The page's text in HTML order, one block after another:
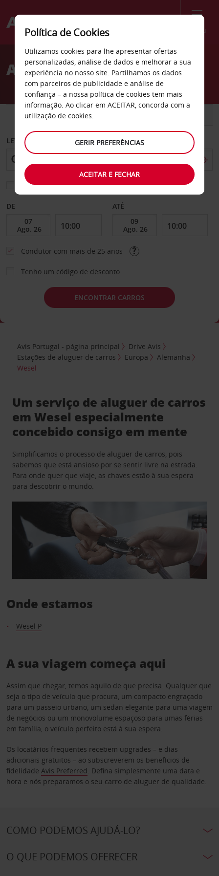
Menu
Welcome
AvisAluguer de carros Wesel
CARRO
LEVANTAR EM
Escolher uma estação de devolução diferente
DE ATÉ
Condutor com mais de 25 anos
Tenho um código de desconto
ENCONTRAR CARROS
Avis Portugal - página principal
Drive Avis
Estações de aluguer de carros
Europa
Alemanha
Wesel
Um serviço de aluguer de carros
em Wesel especialmente
concebido consigo em mente
Simplificamos o processo de aluguer de carros, pois
sabemos que está ansioso por se sentir livre na estrada.
Para onde quer que viaje, as chaves estão à sua espera
para descobrir o mundo.
Onde estamos
Wesel P
A sua viagem começa aqui
Assim que chegar, temos aquilo de que precisa. Qualquer que
seja o tipo de veículo que procura, um compacto engraçado
para um passeio urbano, um sedan elegante para uma viagem
de negócios ou um monovolume espaçoso para umas férias
em família, o veículo perfeito está à sua espera.
Os locatários frequentes recebem upgrades – e dias
adicionais gratuitos – ao subscreverem os benefícios de
fidelidade Avis Preferred. Defina simplesmente uma data e
hora e nós preparamos o seu carro de aluguer de qualidade.
COMO PODEMOS AJUDÁ-LO?
O QUE PODEMOS OFERECER
Política de Cookies
Utilizamos cookies para lhe apresentar ofertas
personalizadas, análise de dados e melhorar a sua
experiência no nosso site. Partilhamos os dados
com parceiros de publicidade e análise de
confiança – a nossa política de cookies tem mais
informação. Ao clicar em ACEITAR, concorda com a
utilização de cookies.
GERIR PREFERÊNCIAS
ACEITAR E FECHAR